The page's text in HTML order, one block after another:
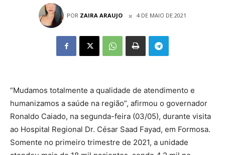
POR ZAIRA ARAUJO 4 DE MAIO DE 2021
“Mudamos totalmente a qualidade de atendimento e
humanizamos a saúde na região”, afirmou o governador
Ronaldo Caiado, na segunda-feira (03/05), durante visita
ao Hospital Regional Dr. César Saad Fayad, em Formosa.
Somente no primeiro trimestre de 2021, a unidade